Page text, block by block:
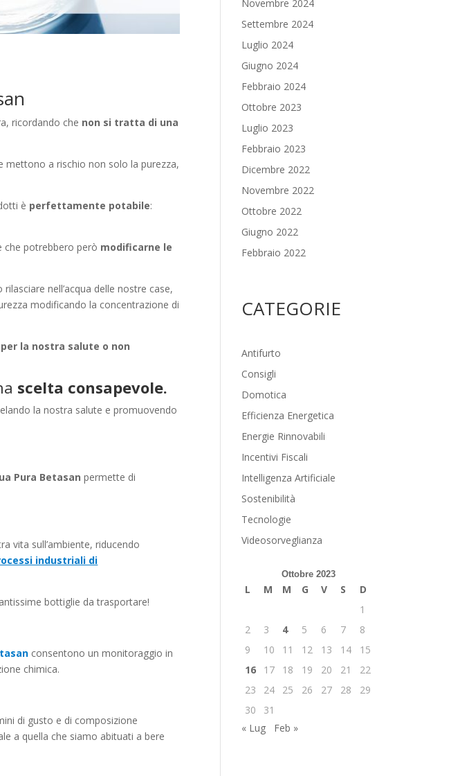
ricordando che non si tratta di una
mettono a rischio non solo la purezza,
è perfettamente potabile:
che potrebbero però modificarne le
nell’acqua delle nostre case,
modificando la concentrazione di
la nostra salute o non
scelta consapevole.
la nostra salute e promuovendo
Pura Betasan permette di
vita sull’ambiente, riducendo
industriali di
bottiglie da trasportare!
consentono un monitoraggio in
chimica.
di gusto e di composizione
a quella che siamo abituati a bere
Novembre 2024
Settembre 2024
Luglio 2024
Giugno 2024
Febbraio 2024
Ottobre 2023
Luglio 2023
Febbraio 2023
Dicembre 2022
Novembre 2022
Ottobre 2022
Giugno 2022
Febbraio 2022
CATEGORIE
Antifurto
Consigli
Domotica
Efficienza Energetica
Energie Rinnovabili
Incentivi Fiscali
Intelligenza Artificiale
Sostenibilità
Tecnologie
Videosorveglianza
Ottobre 2023
L M M G V S
D
1
2
3 4 5 6 7
8
9
10 11 12 13 14
15
16
17 18 19 20 21
22
23
24 25 26 27 28
29
30
31
« Lug
Feb »